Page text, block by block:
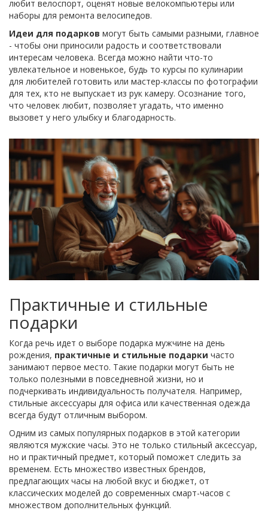
любит велоспорт, оценят новые велокомпьютеры или
наборы для ремонта велосипедов.
Идеи для подарков могут быть самыми разными, главное
- чтобы они приносили радость и соответствовали
интересам человека. Всегда можно найти что-то
увлекательное и новенькое, будь то курсы по кулинарии
для любителей готовить или мастер-классы по фотографии
для тех, кто не выпускает из рук камеру. Осознание того,
что человек любит, позволяет угадать, что именно
вызовет у него улыбку и благодарность.
Практичные и стильные
подарки
Когда речь идет о выборе подарка мужчине на день
рождения, практичные и стильные подарки часто
занимают первое место. Такие подарки могут быть не
только полезными в повседневной жизни, но и
подчеркивать индивидуальность получателя. Например,
стильные аксессуары для офиса или качественная одежда
всегда будут отличным выбором.
Одним из самых популярных подарков в этой категории
являются мужские часы. Это не только стильный аксессуар,
но и практичный предмет, который поможет следить за
временем. Есть множество известных брендов,
предлагающих часы на любой вкус и бюджет, от
классических моделей до современных смарт-часов с
множеством дополнительных функций.